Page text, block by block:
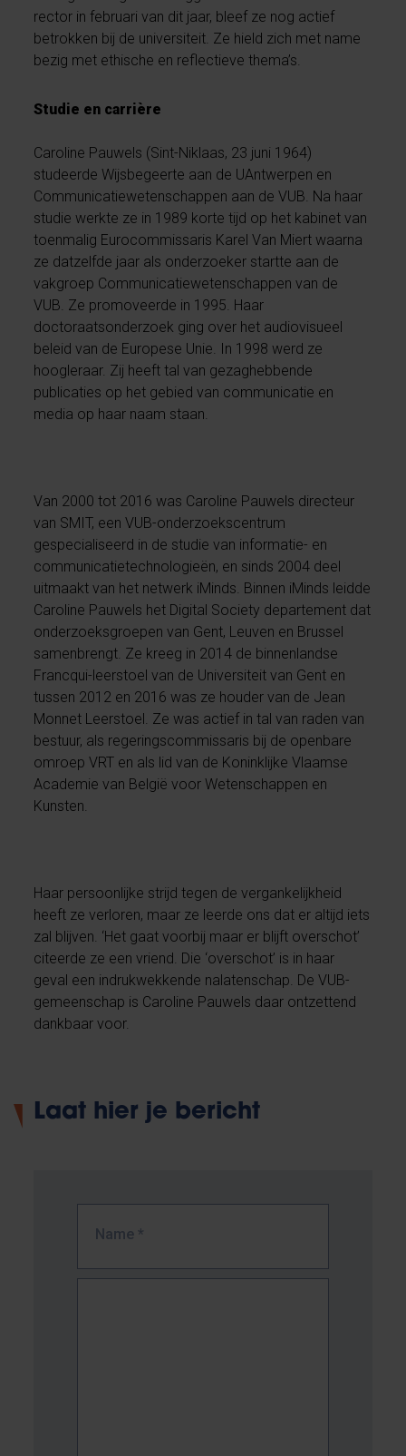
rector in februari van dit jaar, bleef ze nog actief
betrokken bij de universiteit. Ze hield zich met name
bezig met ethische en reflectieve thema’s.
Studie en carrière
Caroline Pauwels (Sint-Niklaas, 23 juni 1964)
studeerde Wijsbegeerte aan de UAntwerpen en
Communicatiewetenschappen aan de VUB. Na haar
studie werkte ze in 1989 korte tijd op het kabinet van
toenmalig Eurocommissaris Karel Van Miert waarna
ze datzelfde jaar als onderzoeker startte aan de
vakgroep Communicatiewetenschappen van de
VUB. Ze promoveerde in 1995. Haar
doctoraatsonderzoek ging over het audiovisueel
beleid van de Europese Unie. In 1998 werd ze
hoogleraar. Zij heeft tal van gezaghebbende
publicaties op het gebied van communicatie en
media op haar naam staan.
Van 2000 tot 2016 was Caroline Pauwels directeur
van SMIT, een VUB-onderzoekscentrum
gespecialiseerd in de studie van informatie- en
communicatietechnologieën, en sinds 2004 deel
uitmaakt van het netwerk iMinds. Binnen iMinds leidde
Caroline Pauwels het Digital Society departement dat
onderzoeksgroepen van Gent, Leuven en Brussel
samenbrengt. Ze kreeg in 2014 de binnenlandse
Francqui-leerstoel van de Universiteit van Gent en
tussen 2012 en 2016 was ze houder van de Jean
Monnet Leerstoel. Ze was actief in tal van raden van
bestuur, als regeringscommissaris bij de openbare
omroep VRT en als lid van de Koninklijke Vlaamse
Academie van België voor Wetenschappen en
Kunsten.
Haar persoonlijke strijd tegen de vergankelijkheid
heeft ze verloren, maar ze leerde ons dat er altijd iets
zal blijven. ‘Het gaat voorbij maar er blijft overschot’
citeerde ze een vriend. Die ‘overschot’ is in haar
geval een indrukwekkende nalatenschap. De VUB-
gemeenschap is Caroline Pauwels daar ontzettend
dankbaar voor.
Laat hier je bericht
Name *